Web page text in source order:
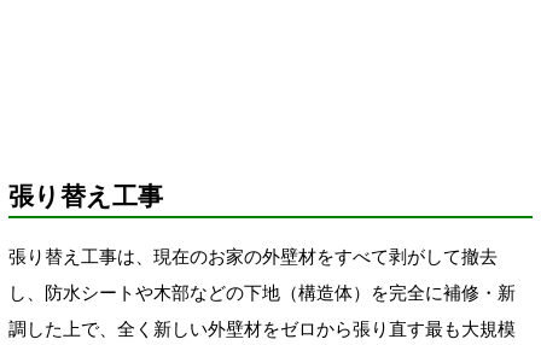
張り替え工事
張り替え工事は、現在のお家の外壁材をすべて剥がして撤去
し、防水シートや木部などの下地（構造体）を完全に補修・新
調した上で、全く新しい外壁材をゼロから張り直す最も大規模